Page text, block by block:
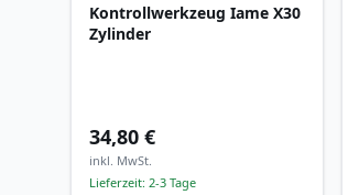
Kontrollwerkzeug Iame X30
Zylinder
34,80 €
inkl. MwSt.
Lieferzeit: 2-3 Tage